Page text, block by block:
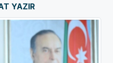
YAZIR